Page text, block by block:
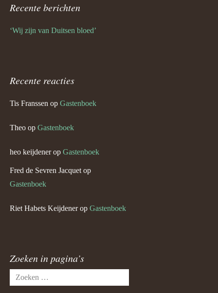
Recente berichten
‘Wij zijn van Duitsen bloed’
Recente reacties
Tis Franssen op Gastenboek
Theo op Gastenboek
heo keijdenerop Gastenboek
Fred de Sevren Jacquet op
Gastenboek
Riet Habets Keijdenerop Gastenboek
Zoeken in pagina’s
Zoeken
naar: